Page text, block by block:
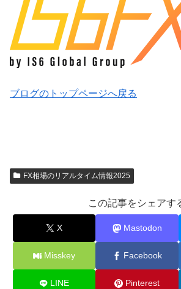
ブログのトップページへ戻る
FX相場のリアルタイム情報2025
この記事をシェアす
X Mastodon
Misskey Facebook
LINE Pinterest